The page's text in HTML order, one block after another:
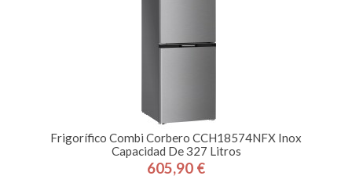
Frigorífico Combi Corbero CCH18574NFX Inox
Capacidad De 327 Litros
Precio
605,90 €